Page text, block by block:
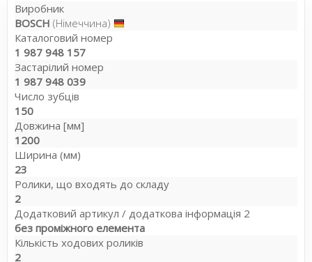
Виробник
BOSCH (Німеччина)
Каталоговий номер
1 987 948 157
Застарілий номер
1 987 948 039
Число зубців
150
Довжина [мм]
1200
Ширина (мм)
23
Ролики, що входять до складу
2
Додатковий артикул / додаткова інформація 2
без проміжного елемента
Кількість ходових роликів
2